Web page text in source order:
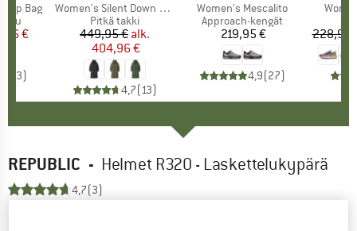
Hip Bag
hinta
€
3)
Tuote
Women's Silent Down Long Parka
Tuoteryhmä
Pitkä takki
Hinta
449,95 €Alennettu hinta
alk.
404,96 €
4,7(13)
Tuote
Women's Mescalito
Tuoteryhmä
Approach-kengät
Hinta
219,95 €
4,9(27)
Tuote
228,95
REPUBLIC - Helmet R320 - Laskettelukypärä
4,7(3)